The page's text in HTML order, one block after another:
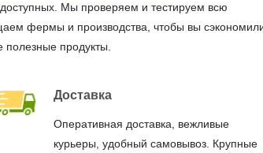
Мы проверяем и тестируем всю
фермы и производства, чтобы вы
продукты.
Доставка
Оперативная доставка, вежливые
курьеры, удобный самовывоз. Крупные